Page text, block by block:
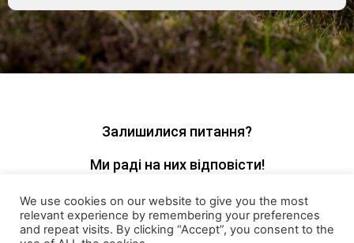
Залишилися питання?
Ми раді на них відповісти!
Зв'яжіться з нами
We use cookies on our website to give you the most
relevant experience by remembering your preferences
and repeat visits. By clicking “Accept”, you consent to the